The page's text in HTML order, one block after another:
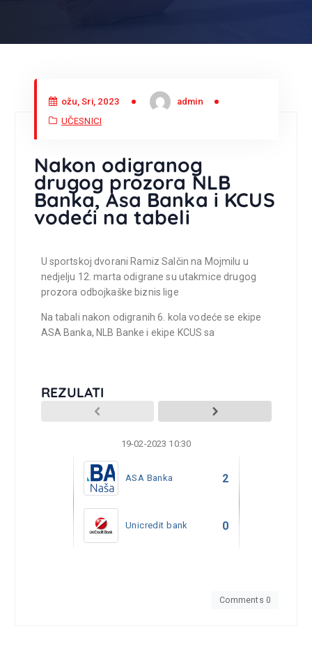
ožu, Sri, 2023
admin
UČESNICI
Nakon odigranog
drugog prozora NLB
Banka, Asa Banka i KCUS
vodeći na tabeli
U sportskoj dvorani Ramiz Salčin na Mojmilu u
nedjelju 12. marta odigrane su utakmice drugog
prozora odbojkaške biznis lige
Na tabali nakon odigranih 6. kola vodeće se ekipe
ASA Banka, NLB Banke i ekipe KCUS sa
REZULATI
19-02-2023 10:30
ASA Banka 2
Unicredit bank 0
Comments 0